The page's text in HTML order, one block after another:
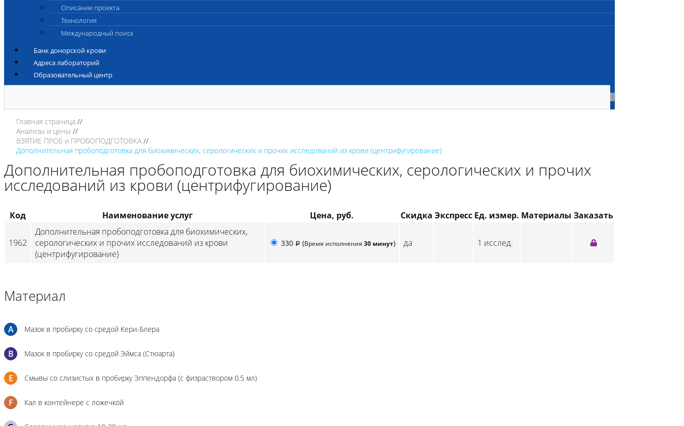
Описание проекта
Технология
Международный поиск
Банк донорской крови
Адреса лабораторий
Образовательный центр
Главная страница
Анализы и цены
ВЗЯТИЕ ПРОБ и ПРОБОПОДГОТОВКА
Дополнительная пробоподготовка для биохимических, серологических и прочих исследований из крови (центрифугирование)
Дополнительная пробоподготовка для биохимических, серологических и прочих
исследований из крови (центрифугирование)
Код Наименование услуг Цена, руб. Скидка Экспресс Ед. измер. Материалы Заказать
1962
Дополнительная пробоподготовка для биохимических,
серологических и прочих исследований из крови
(центрифугирование)
330 p (Время исполнения 30 минут) да 1 исслед.
Материал
A Мазок в пробирку со средой Кери-Блера
B Мазок в пробирку со средой Эймса (Стюарта)
E Смывы со слизистых в пробирку Эппендорфа (с физраствором 0.5 мл)
F Кал в контейнере с ложечкой